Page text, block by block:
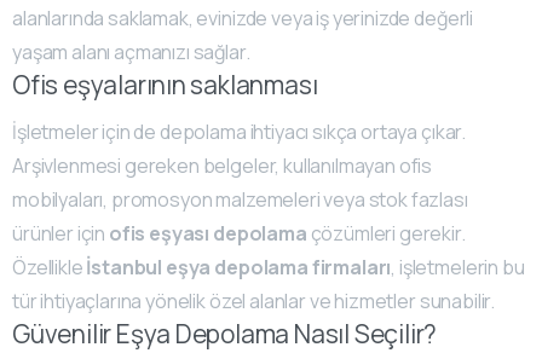
alanlarında saklamak, evinizde veya iş yerinizde değerli
yaşam alanı açmanızı sağlar.
Ofis eşyalarının saklanması
İşletmeler için de depolama ihtiyacı sıkça ortaya çıkar.
Arşivlenmesi gereken belgeler, kullanılmayan ofis
mobilyaları, promosyon malzemeleri veya stok fazlası
ürünler için ofis eşyası depolama çözümleri gerekir.
Özellikleİstanbul eşya depolama firmaları, işletmelerin bu
tür ihtiyaçlarına yönelik özel alanlar ve hizmetler sunabilir.
Güvenilir Eşya Depolama Nasıl Seçilir?